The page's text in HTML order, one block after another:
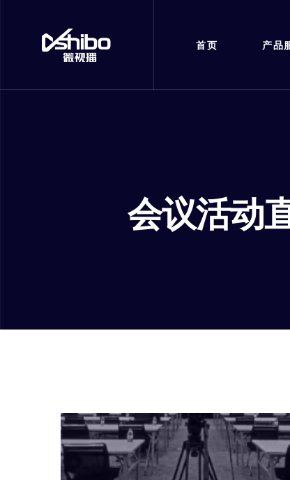
首页 产品
会议活动